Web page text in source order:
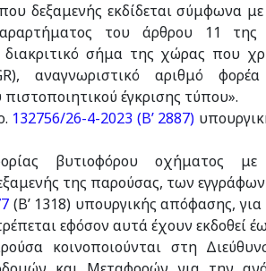
δεξαμενής εκδίδεται σύμφωνα
του άρθρου 11
σήμα της χώρας που
αναγνωριστικό αριθμό
έγκρισης τύπου».
132756/26-4-2023 (Β’ 2887)
βυτιοφόρου οχήματος
της παρούσας, των
(Β’ 1318) υπουργικής απόφασης,
εφόσον αυτά έχουν εκδοθεί
κοινοποιούνται στη